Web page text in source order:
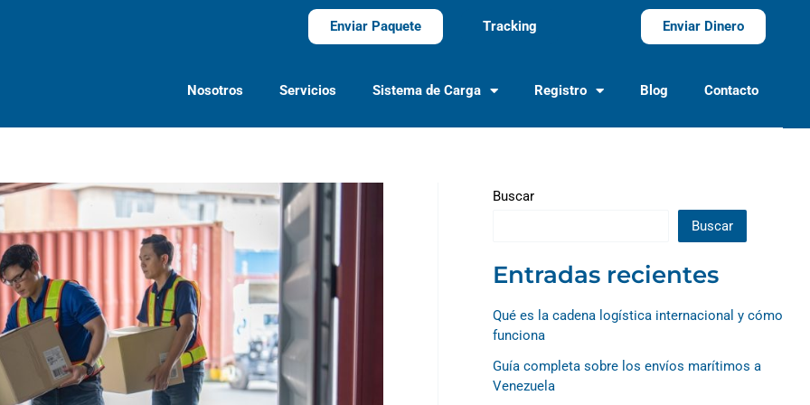
Enviar Paquete Tracking Enviar Dinero
Nosotros Servicios Sistema de Carga Registro Blog Contacto
Buscar
Buscar
Entradas recientes
Qué es la cadena logística internacional y cómo
funciona
Guía completa sobre los envíos marítimos a
Venezuela